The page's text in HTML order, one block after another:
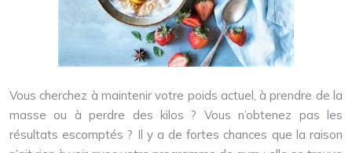
Vous cherchez à maintenir votre poids actuel, à prendre de la
masse ou à perdre des kilos ? Vous n’obtenez pas les
résultats escomptés ? Il y a de fortes chances que la raison